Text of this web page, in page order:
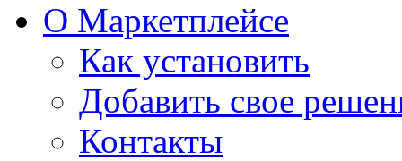
О Маркетплейсе
Как установить
Добавить свое
Контакты